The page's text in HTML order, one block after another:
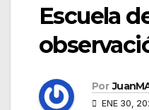
Escuela
Por
ENE 30,